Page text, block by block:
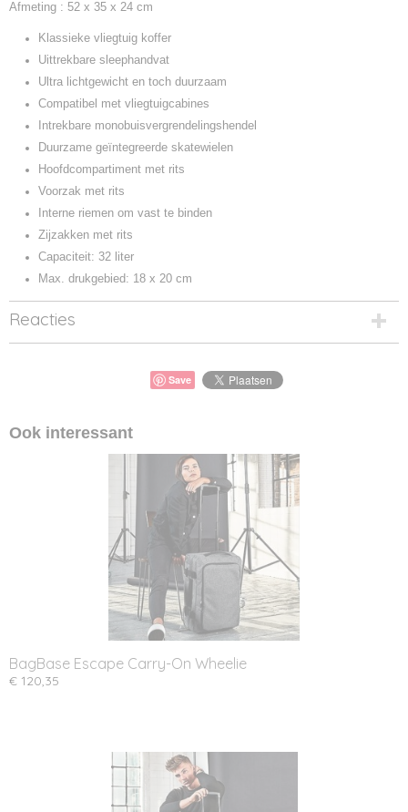
Afmeting : 52 x 35 x 24 cm
Klassieke vliegtuig koffer
Uittrekbare sleephandvat
Ultra lichtgewicht en toch duurzaam
Compatibel met vliegtuigcabines
Intrekbare monobuisvergrendelingshendel
Duurzame geïntegreerde skatewielen
Hoofdcompartiment met rits
Voorzak met rits
Interne riemen om vast te binden
Zijzakken met rits
Capaciteit: 32 liter
Max. drukgebied: 18 x 20 cm
Reacties
Save
Ook interessant
BagBase Escape Carry-On Wheelie
€ 120,35